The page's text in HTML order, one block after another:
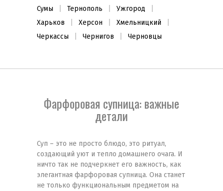
Сумы
Тернополь
Ужгород
Харьков
Херсон
Хмельницкий
Черкассы
Чернигов Черновцы
Фарфоровая супница: важные
детали
Суп – это не просто блюдо, это ритуал,
создающий уют и тепло домашнего очага. И
ничто так не подчеркнет его важность, как
элегантная фарфоровая супница. Она станет
не только функциональным предметом на